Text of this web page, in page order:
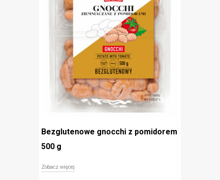
błyskawiczne przygotowanie
bezglutenowe
naturalny smak
Bezglutenowe gnocchi z pomidorem
500 g
Zobacz więcej